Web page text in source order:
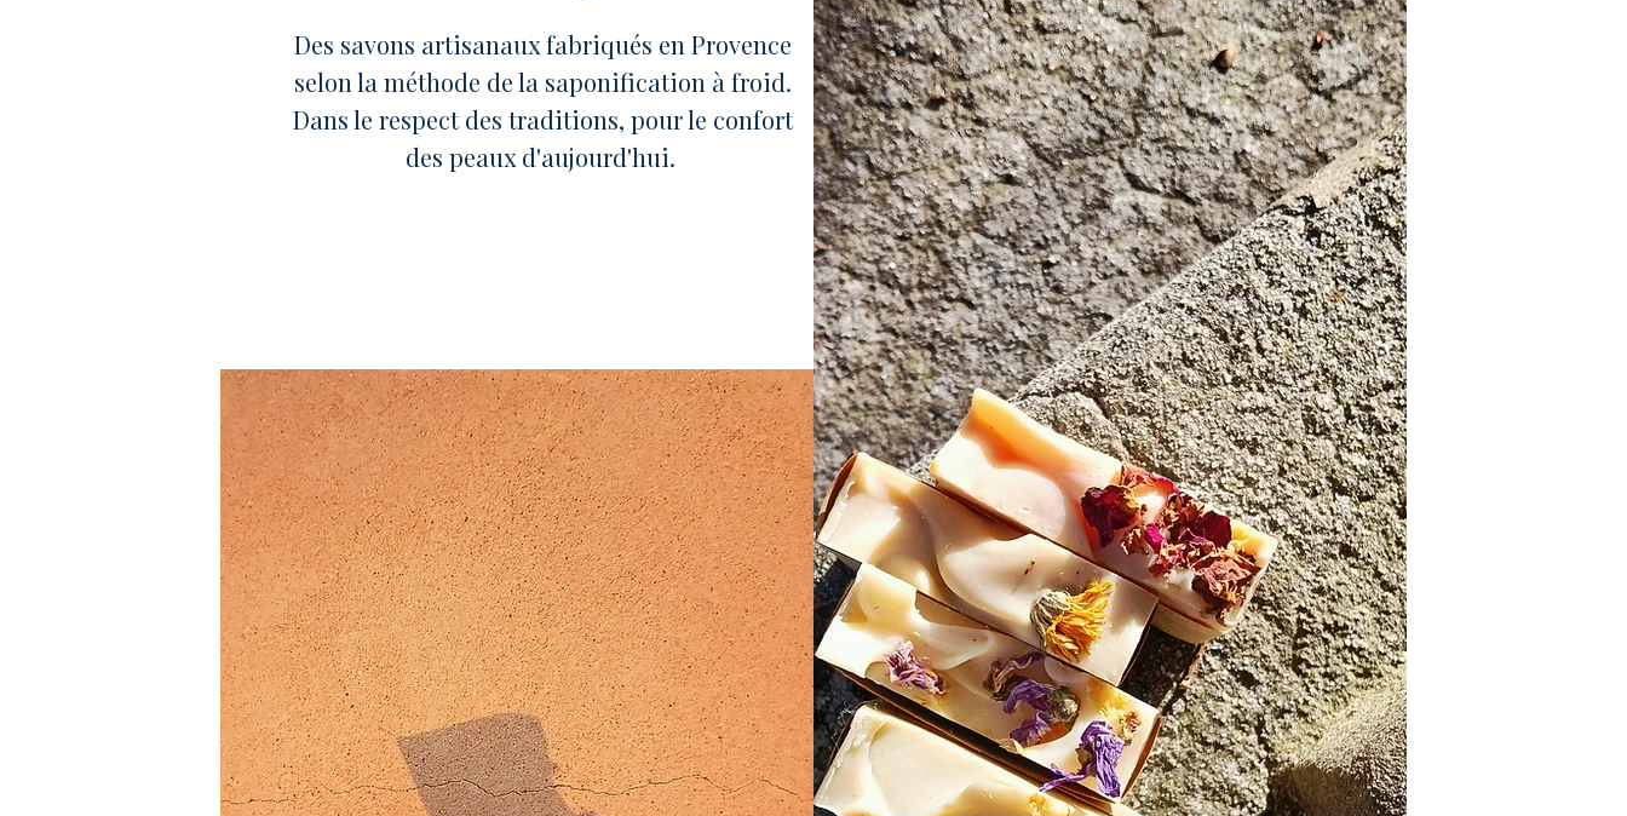
Des savons artisanaux fabriqués en Provence
selon la méthode de la saponification à froid.
Dans le respect des traditions, pour le confort
des peaux d'aujourd'hui.